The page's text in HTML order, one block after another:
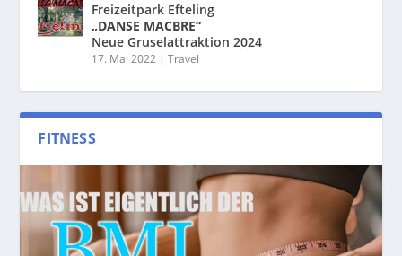
Freizeitpark Efteling
„DANSE MACBRE“
Neue Gruselattraktion 2024
17. Mai 2022 |Travel
FITNESS